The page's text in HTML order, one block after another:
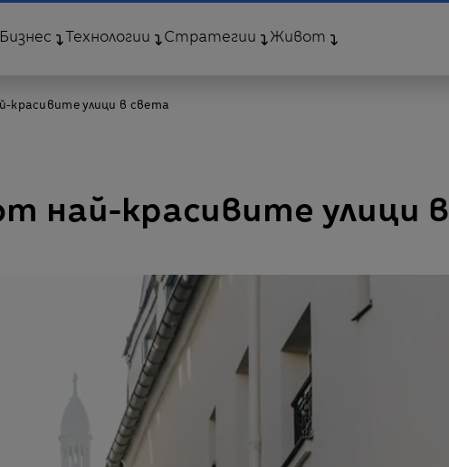
Бизнес Технологии Стратегии Живот
красивите улици в света
най-красивите улици в